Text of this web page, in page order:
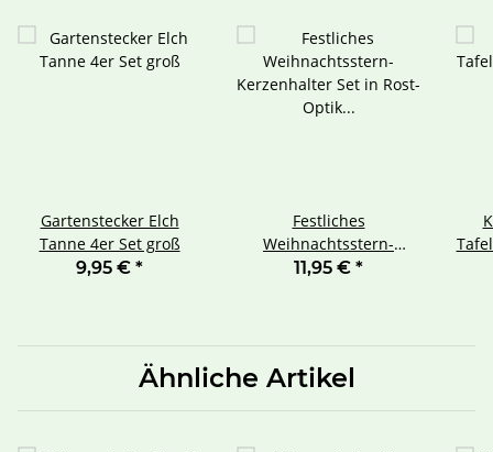
Gartenstecker Elch
Tanne 4er Set groß
9,95 € *
Festliches
Weihnachtsstern-
Kerzenhalter Set in Rost-
Nummerierung 1-4
11,95 € *
Ähnliche Artikel